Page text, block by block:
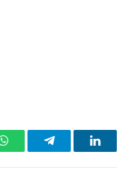
WhatsAppTelegram